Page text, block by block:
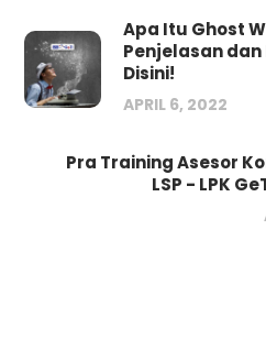
Apa Itu Ghost
Penjelasan
Disini!
APRIL 6, 2022
Pra Training Asesor
LSP - LPK